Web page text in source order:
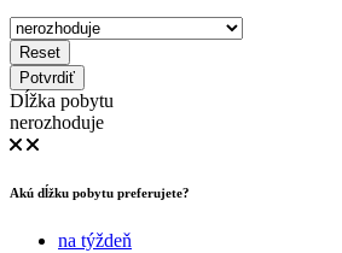
Reset
Potvrdiť
Dĺžka pobytu
nerozhoduje
Akú dĺžku pobytu preferujete?
na týždeň